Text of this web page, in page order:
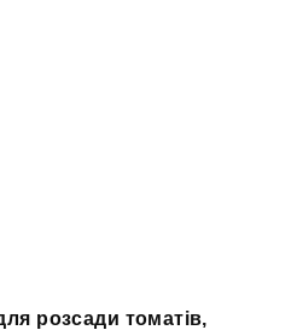
розсади томатів,